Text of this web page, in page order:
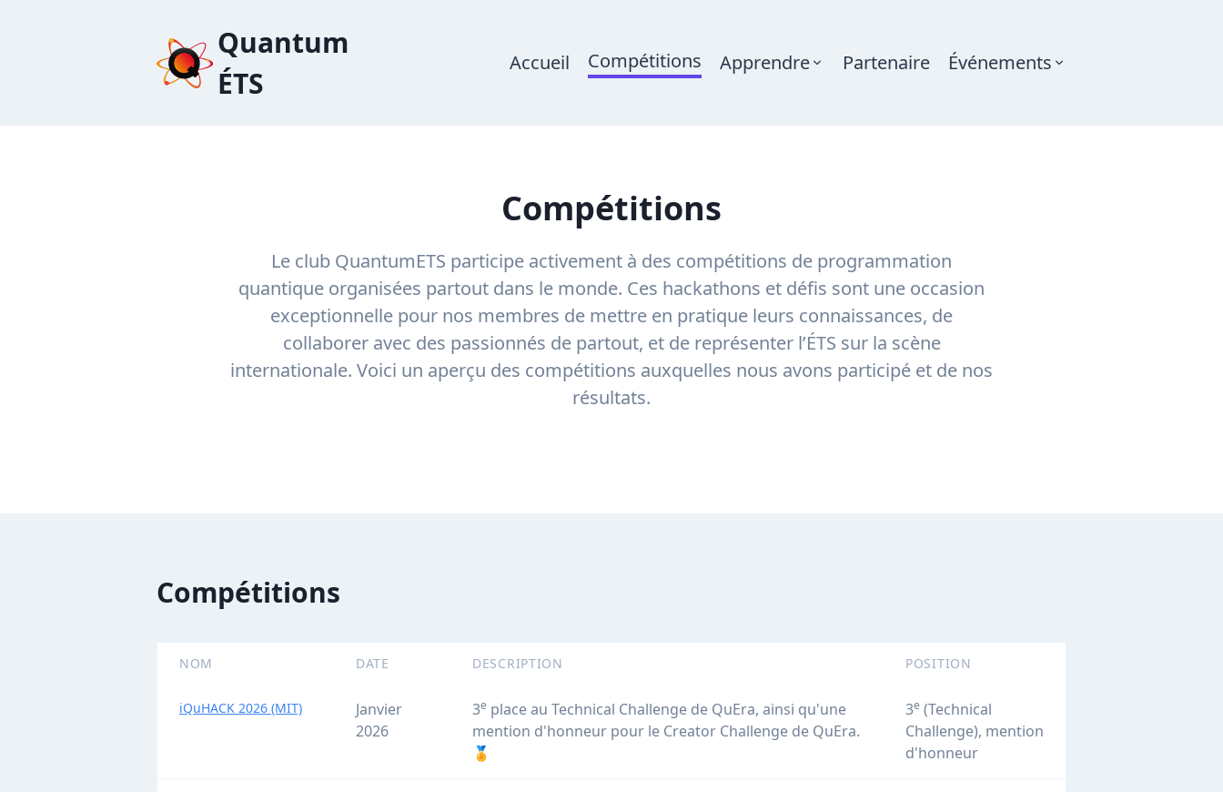
Quantum
ÉTS
Accueil Compétitions Apprendre Partenaire Événements
Compétitions
Le club QuantumETS participe activement à des compétitions de programmation
quantique organisées partout dans le monde. Ces hackathons et défis sont une occasion
exceptionnelle pour nos membres de mettre en pratique leurs connaissances, de
collaborer avec des passionnés de partout, et de représenter l’ÉTS sur la scène
internationale. Voici un aperçu des compétitions auxquelles nous avons participé et de nos
résultats.
Compétitions
NOM DATE DESCRIPTION POSITION
iQuHACK 2026 (MIT)
Janvier
2026
3e place au Technical Challenge de QuEra, ainsi qu'une
mention d'honneur pour le Creator Challenge de QuEra.
🏅
3e (Technical
Challenge), mention
d'honneur